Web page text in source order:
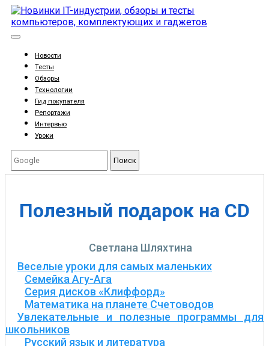
Новости
Тесты
Обзоры
Технологии
Гид покупателя
Репортажи
Интервью
Уроки
Поиск
Полезный подарок на СD
Светлана Шляхтина
Веселые уроки для самых маленьких
Семейка Агу-Ага
Серия дисков «Клиффорд»
Математика на планете Счетоводов
Увлекательные и полезные программы для
школьников
Русский язык и литература